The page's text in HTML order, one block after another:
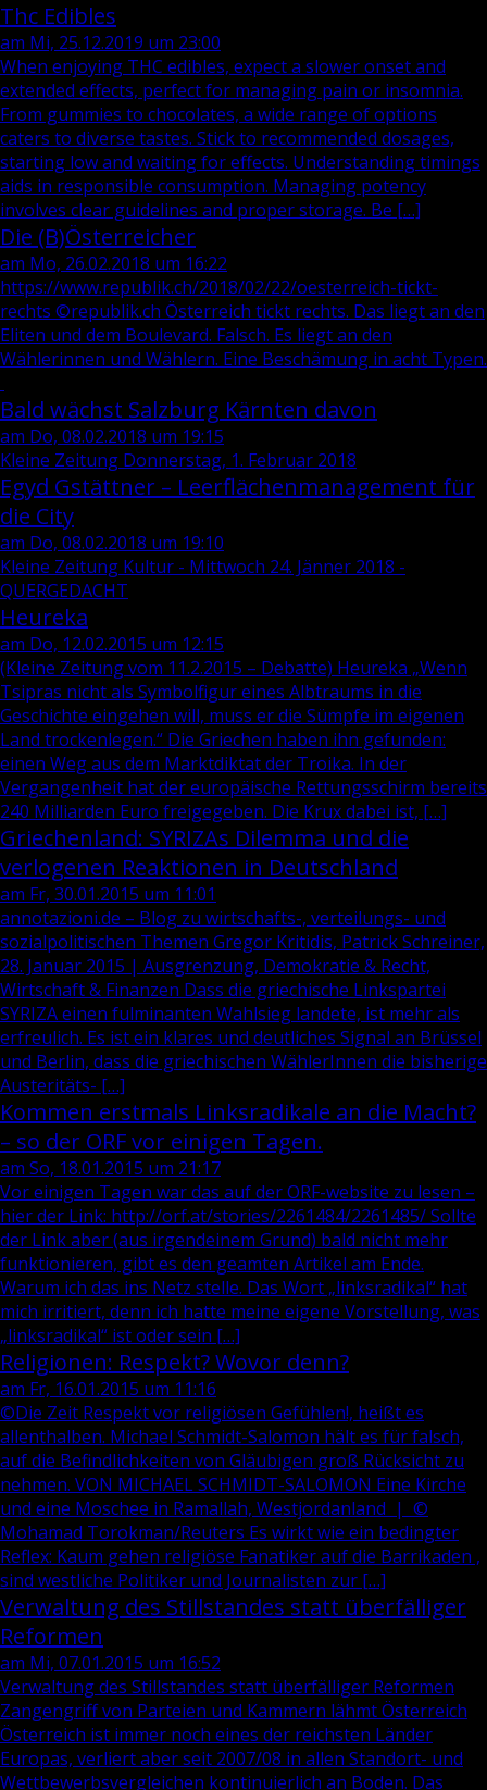
Thc Edibles
am Mi, 25.12.2019 um 23:00
When enjoying THC edibles, expect a slower onset and
extended effects, perfect for managing pain or insomnia.
From gummies to chocolates, a wide range of options
caters to diverse tastes. Stick to recommended dosages,
starting low and waiting for effects. Understanding timings
aids in responsible consumption. Managing potency
involves clear guidelines and proper storage. Be […]
Die (B)Österreicher
am Mo, 26.02.2018 um 16:22
https://www.republik.ch/2018/02/22/oesterreich-tickt-
rechts ©republik.ch Österreich tickt rechts. Das liegt an den
Eliten und dem Boulevard. Falsch. Es liegt an den
Wählerinnen und Wählern. Eine Beschämung in acht Typen.
Bald wächst Salzburg Kärnten davon
am Do, 08.02.2018 um 19:15
Kleine Zeitung Donnerstag, 1. Februar 2018
Egyd Gstättner – Leerflächenmanagement für
die City
am Do, 08.02.2018 um 19:10
Kleine Zeitung Kultur - Mittwoch 24. Jänner 2018 -
QUERGEDACHT
Heureka
am Do, 12.02.2015 um 12:15
(Kleine Zeitung vom 11.2.2015 – Debatte) Heureka „Wenn
Tsipras nicht als Symbolfigur eines Albtraums in die
Geschichte eingehen will, muss er die Sümpfe im eigenen
Land trockenlegen.“ Die Griechen haben ihn gefunden:
einen Weg aus dem Marktdiktat der Troika. In der
Vergangenheit hat der europäische Rettungsschirm bereits
240 Milliarden Euro freigegeben. Die Krux dabei ist, […]
Griechenland: SYRIZAs Dilemma und die
verlogenen Reaktionen in Deutschland
am Fr, 30.01.2015 um 11:01
annotazioni.de – Blog zu wirtschafts-, verteilungs- und
sozialpolitischen Themen Gregor Kritidis, Patrick Schreiner,
28. Januar 2015 | Ausgrenzung, Demokratie & Recht,
Wirtschaft & Finanzen Dass die griechische Linkspartei
SYRIZA einen fulminanten Wahlsieg landete, ist mehr als
erfreulich. Es ist ein klares und deutliches Signal an Brüssel
und Berlin, dass die griechischen WählerInnen die bisherige
Austeritäts- […]
Kommen erstmals Linksradikale an die Macht?
– so der ORF vor einigen Tagen.
am So, 18.01.2015 um 21:17
Vor einigen Tagen war das auf der ORF-website zu lesen –
hier der Link: http://orf.at/stories/2261484/2261485/ Sollte
der Link aber (aus irgendeinem Grund) bald nicht mehr
funktionieren, gibt es den geamten Artikel am Ende.
Warum ich das ins Netz stelle. Das Wort „linksradikal“ hat
mich irritiert, denn ich hatte meine eigene Vorstellung, was
„linksradikal“ ist oder sein […]
Religionen: Respekt? Wovor denn?
am Fr, 16.01.2015 um 11:16
©Die Zeit Respekt vor religiösen Gefühlen!, heißt es
allenthalben. Michael Schmidt-Salomon hält es für falsch,
auf die Befindlichkeiten von Gläubigen groß Rücksicht zu
nehmen. VON MICHAEL SCHMIDT-SALOMON Eine Kirche
und eine Moschee in Ramallah, Westjordanland | ©
Mohamad Torokman/Reuters Es wirkt wie ein bedingter
Reflex: Kaum gehen religiöse Fanatiker auf die Barrikaden ,
sind westliche Politiker und Journalisten zur […]
Verwaltung des Stillstandes statt überfälliger
Reformen
am Mi, 07.01.2015 um 16:52
Verwaltung des Stillstandes statt überfälliger Reformen
Zangengriff von Parteien und Kammern lähmt Österreich
Österreich ist immer noch eines der reichsten Länder
Europas, verliert aber seit 2007/08 in allen Standort- und
Wettbewerbsvergleichen kontinuierlich an Boden. Das